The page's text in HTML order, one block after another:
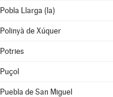
Pobla Llarga (la)
Polinyà de Xúquer
Potries
Puçol
Puebla de San Miguel